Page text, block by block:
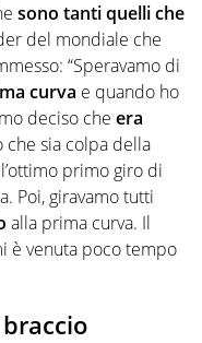
sono tanti quelli che
del mondiale che
“Speravamo di
curva e quando ho
deciso che era
che sia colpa della
primo giro di
Poi, giravamo tutti
alla prima curva. Il
è venuta poco tempo